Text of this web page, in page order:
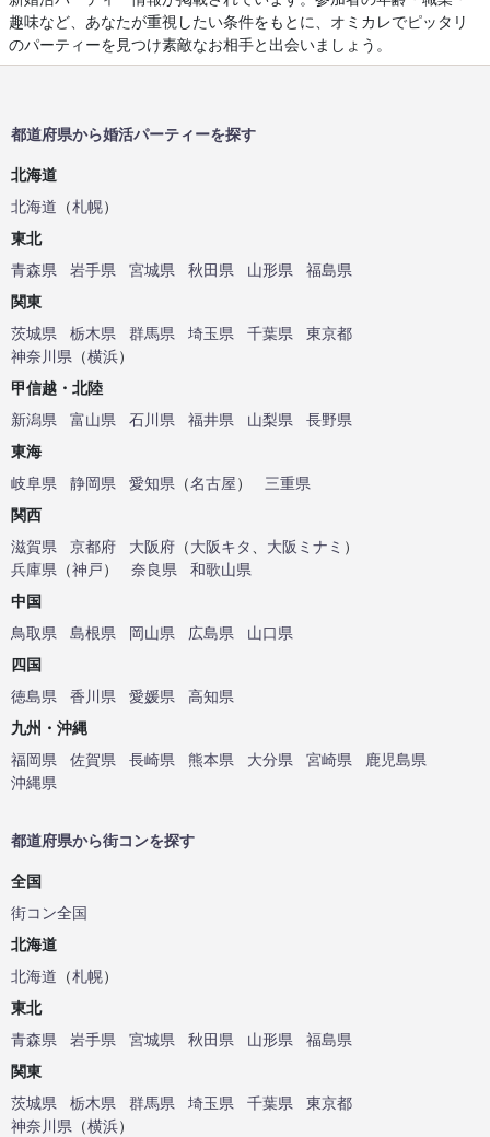
趣味など、あなたが重視したい条件をもとに、オミカレでピッタリ
のパーティーを見つけ素敵なお相手と出会いましょう。
都道府県から婚活パーティーを探す
北海道
北海道 （札幌）
東北
青森県
岩手県 宮城県 秋田県 山形県
福島県
関東
茨城県
栃木県 群馬県 埼玉県 千葉県
東京都
神奈川県 （横浜）
甲信越・北陸
新潟県
富山県 石川県 福井県 山梨県
長野県
東海
岐阜県
静岡県 愛知県 （名古屋）
三重県
関西
滋賀県
京都府 大阪府 （大阪キタ 大阪ミナミ ）
兵庫県 （神戸） 奈良県
和歌山県
中国
鳥取県
島根県 岡山県 広島県
山口県
四国
徳島県
香川県 愛媛県
高知県
九州・沖縄
福岡県
佐賀県 長崎県 熊本県 大分県 宮崎県
鹿児島県
沖縄県
都道府県から街コンを探す
全国
街コン全国
北海道
北海道 （札幌）
東北
青森県
岩手県 宮城県 秋田県 山形県
福島県
関東
茨城県
栃木県 群馬県 埼玉県 千葉県
東京都
神奈川県 （横浜）